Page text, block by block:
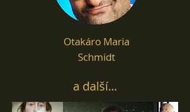
Otakáro Maria
Schmidt
a další...